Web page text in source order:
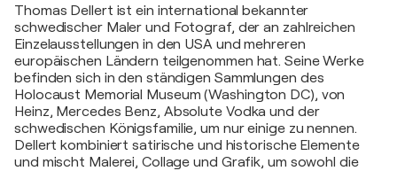
Thomas Dellert ist ein international bekannter
schwedischer Maler und Fotograf, der an zahlreichen
Einzelausstellungen in den USA und mehreren
europäischen Ländern teilgenommen hat. Seine Werke
befinden sich in den ständigen Sammlungen des
Holocaust Memorial Museum (Washington DC), von
Heinz, Mercedes Benz, Absolute Vodka und der
schwedischen Königsfamilie, um nur einige zu nennen.
Dellert kombiniert satirische und historische Elemente
und mischt Malerei, Collage und Grafik, um sowohl die